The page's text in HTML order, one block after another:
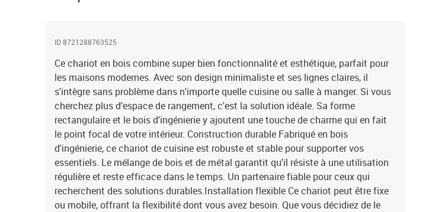
ID 8721288763525
Ce chariot en bois combine super bien fonctionnalité et esthétique, parfait pour
les maisons modernes. Avec son design minimaliste et ses lignes claires, il
s'intègre sans problème dans n'importe quelle cuisine ou salle à manger. Si vous
cherchez plus d'espace de rangement, c'est la solution idéale. Sa forme
rectangulaire et le bois d'ingénierie y ajoutent une touche de charme qui en fait
le point focal de votre intérieur. Construction durable Fabriqué en bois
d'ingénierie, ce chariot de cuisine est robuste et stable pour supporter vos
essentiels. Le mélange de bois et de métal garantit qu'il résiste à une utilisation
régulière et reste efficace dans le temps. Un partenaire fiable pour ceux qui
recherchent des solutions durables.Installation flexible Ce chariot peut être fixe
ou mobile, offrant la flexibilité dont vous avez besoin. Que vous décidiez de le